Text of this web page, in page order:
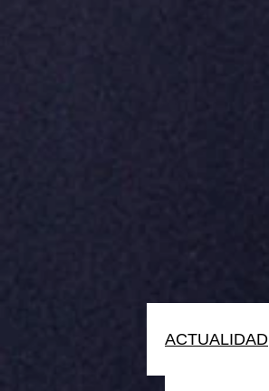
ACTUALIDAD